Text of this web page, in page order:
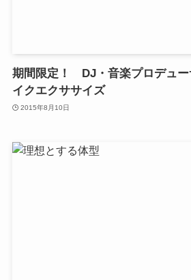
期間限定！ DJ・音楽プロデュー
イクエクササイズ
2015年8月10日